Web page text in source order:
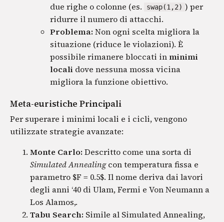
due righe o colonne (es.
swap(1,2) ) per
ridurre il numero di attacchi.
Problema: Non ogni scelta migliora la
situazione (riduce le violazioni). È
possibile rimanere bloccati inminimi
locali dove nessuna mossa vicina
migliora la funzione obiettivo.
Meta-euristiche Principali
Per superare i minimi locali e i cicli, vengono
utilizzate strategie avanzate:
Monte Carlo: Descritto come una sorta di
Simulated Annealingcon temperatura fissa e
parametro $F = 0.5$. Il nome deriva dai lavori
degli anni ‘40 di Ulam, Fermi e Von Neumann a
Los Alamos,.
Tabu Search: Simile al Simulated Annealing,